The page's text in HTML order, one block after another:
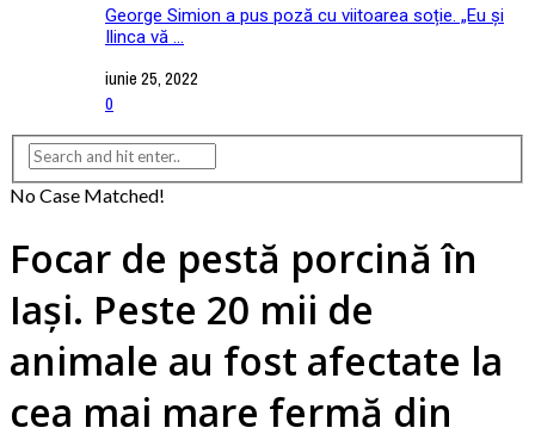
George Simion a pus poză cu viitoarea soție. „Eu și
Ilinca vă ...
iunie 25, 2022
0
No Case Matched!
Focar de pestă porcină în
Iași. Peste 20 mii de
animale au fost afectate la
cea mai mare fermă din